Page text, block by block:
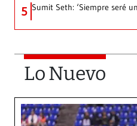
5 Sumit Seth: ‘Siempre seré
Lo Nuevo